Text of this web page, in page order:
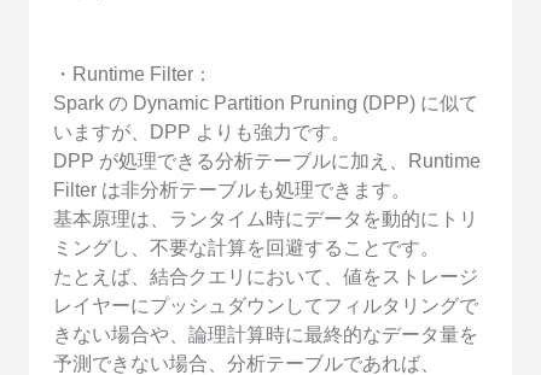
・Runtime Filter：
Spark の Dynamic Partition Pruning (DPP) に似て
いますが、DPP よりも強力です。
DPP が処理できる分析テーブルに加え、Runtime
Filter は非分析テーブルも処理できます。
基本原理は、ランタイム時にデータを動的にトリ
ミングし、不要な計算を回避することです。
たとえば、結合クエリにおいて、値をストレージ
レイヤーにプッシュダウンしてフィルタリングで
きない場合や、論理計算時に最終的なデータ量を
予測できない場合、分析テーブルであれば、